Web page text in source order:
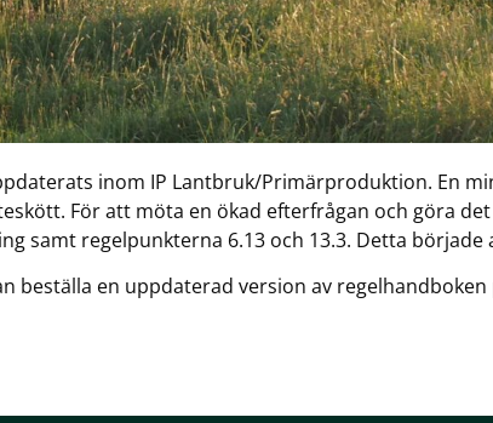
inom IP Lantbruk/Primärproduktion. En
För att möta en ökad efterfrågan och göra
samt regelpunkterna 6.13 och 13.3. Detta började
en uppdaterad version av regelhandboken